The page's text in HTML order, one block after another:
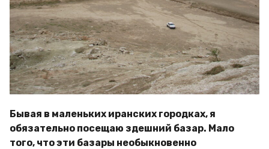
Бывая в маленьких иранских городках, я
обязательно посещаю здешний базар. Мало
того, что эти базары необыкновенно